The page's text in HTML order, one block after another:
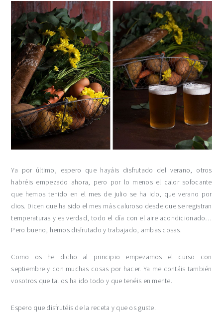
Ya por último, espero que hayáis disfrutado del verano, otros
habréis empezado ahora, pero por lo menos el calor sofocante
que hemos tenido en el mes de julio se ha ido, que verano por
dios. Dicen que ha sido el mes más caluroso desde que se registran
temperaturas y es verdad, todo el día con el aire acondicionado…
Pero bueno, hemos disfrutado y trabajado, ambas cosas.
Como os he dicho al principio empezamos el curso con
septiembre y con muchas cosas por hacer. Ya me contáis también
vosotros que tal os ha ido todo y que tenéis en mente.
Espero que disfrutéis de la receta y que os guste.